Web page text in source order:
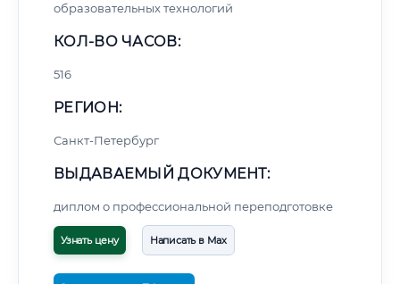
образовательных технологий
КОЛ-ВО ЧАСОВ:
516
РЕГИОН:
Санкт-Петербург
ВЫДАВАЕМЫЙ ДОКУМЕНТ:
диплом о профессиональной переподготовке
Узнать цену Написать в Max